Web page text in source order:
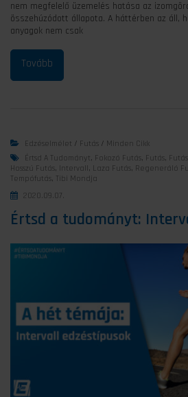
nem megfelelő üzemelés hatása az
összehúzódott állapota. A háttérben az áll,
anyagok nem csak
Edzéselmélet / Futás / Minden Cikk
Értsd A Tudományt , Fokozó Futás, Futás,
Hosszú Futás, Intervall, Laza Futás, Regeneráló
Tempófutás, Tibi Mondja
2020.09.07.
Értsd a tudományt: